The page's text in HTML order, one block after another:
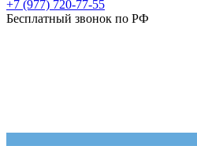
+7 (977) 720-77-55
Бесплатный звонок по РФ